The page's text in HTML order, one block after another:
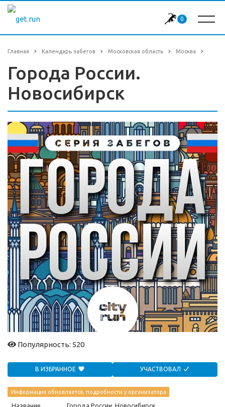
0
Главная Календарь забегов Московская область Москва
Города России.
Новосибирск
Популярность: 520
В ИЗБРАННОЕ УЧАСТВОВАЛ
Информация обновляется, подробности у организатора
Название Города России. Новосибирск